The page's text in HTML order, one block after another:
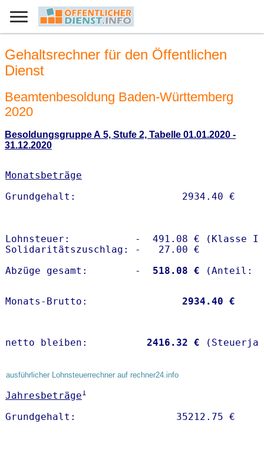
Gehaltsrechner für den Öffentlichen
Dienst
Beamtenbesoldung Baden-Württemberg
2020
Besoldungsgruppe A 5, Stufe 2, Tabelle 01.01.2020 -
31.12.2020
Monatsbeträge
Lohnsteuer:           -  491.08 € (Klasse I)
Solidaritätszuschlag: -   27.00 €
Abzüge gesamt:        -
  518.08 €
Monats-Brutto: 2934.40 €
netto bleiben: 2416.32 €
ausführlicher Lohnsteuerrechner auf rechner24.info
Jahresbeträge1